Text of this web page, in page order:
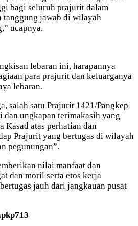
bagi seluruh prajurit dalam
tanggung jawab di wilayah
ucapnya.
lebaran ini, harapannya
para prajurit dan keluarganya
lebaran.
salah satu Prajurit 1421/Pangkep
dan ungkapan terimakasih yang
Kasad atas perhatian dan
Prajurit yang bertugas di wilayah
pegunungan”.
nilai manfaat dan
dan moril serta etos kerja
jauh dari jangkauan pusat